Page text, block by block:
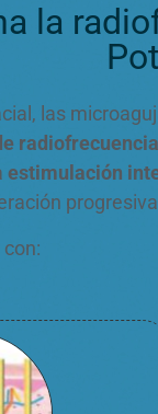
la
las
radiofrecuencia
estimulación